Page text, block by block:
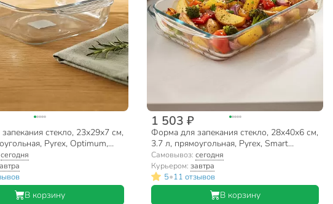
стекло, 23х29х7 см,
Pyrex, Optimum,
сегодня
В корзину
1 503 ₽
Форма для запекания стекло, 28х40х6 см,
3.7 л, прямоугольная, Pyrex, Smart
cooking, 239B000/5046
Самовывоз: сегодня
Курьером: завтра
5•11 отзывов
В корзину